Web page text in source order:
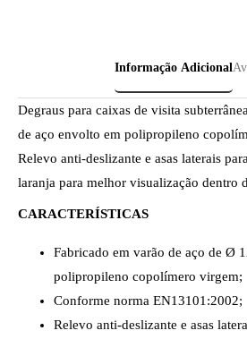
Informação Adicional
Degraus para caixas de visita
de aço envolto em polipropileno
Relevo anti-deslizante e asas laterais
laranja para melhor visualização dentro
CARACTERÍSTICAS
Fabricado em varão de aço de Ø
polipropileno copolímero virgem;
Conforme norma EN13101:2002;
Relevo anti-deslizante e asas